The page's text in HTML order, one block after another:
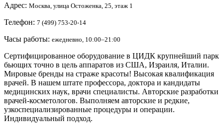
Адрес: Москва, улица Остоженка, 25, этаж 1
Телефон: 7 (499) 753-20-14
Часы работы: ежедневно, 10:00–21:00
Сертифицированное оборудование в ЦИДК крупнейший парк
бьющих точно в цель аппаратов из США, Израиля, Италии.
Мировые бренды на страже красоты! Высокая квалификация
врачей. В нашем штате профессора, доктора и кандидаты
медицинских наук, врачи специалисты. Авторские разработки
врачей-косметологов. Выполняем авторские и редкие,
узкоспециализированные процедуры и операции.
Индивидуальный подход.